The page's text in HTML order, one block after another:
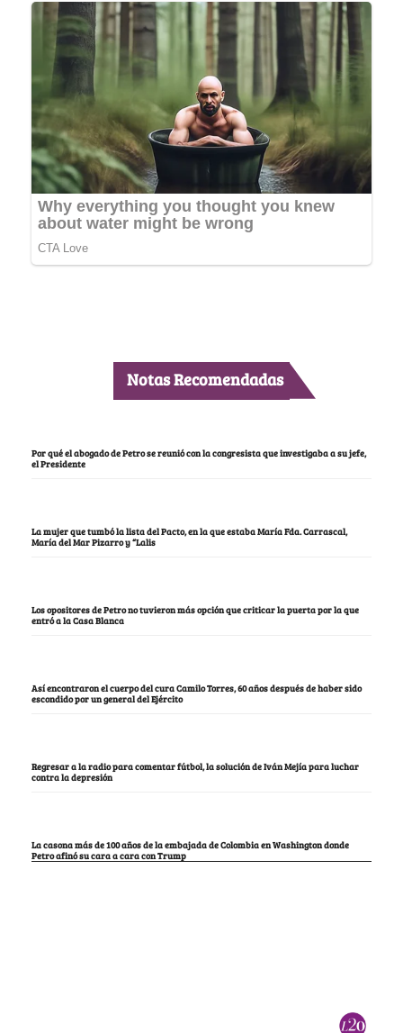
Notas Recomendadas
Por qué el abogado de Petro se reunió con la congresista que investigaba a su jefe,
el Presidente
La mujer que tumbó la lista del Pacto, en la que estaba María Fda. Carrascal,
María del Mar Pizarro y “Lalis
Los opositores de Petro no tuvieron más opción que criticar la puerta por la que
entró a la Casa Blanca
Así encontraron el cuerpo del cura Camilo Torres, 60 años después de haber sido
escondido por un general del Ejército
Regresar a la radio para comentar fútbol, la solución de Iván Mejía para luchar
contra la depresión
La casona más de 100 años de la embajada de Colombia en Washington donde
Petro afinó su cara a cara con Trump